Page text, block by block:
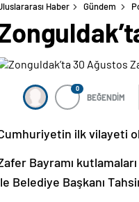
Haber Gündem
0
BEĞENDİM
ilk vilayeti
Bayramı
Belediye Başkanı